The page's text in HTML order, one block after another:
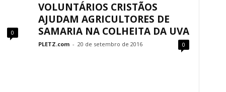
0
VOLUNTÁRIOS CRISTÃOS
AJUDAM AGRICULTORES DE
SAMARIA NA COLHEITA DA UVA
PLETZ.com - 20 de setembro de 2016 0